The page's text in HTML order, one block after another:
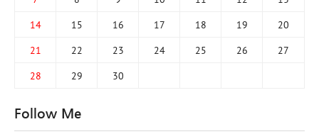
14
15 16 17 18 19
20
21
22 23 24 25 26
27
28
29 30
Follow Me